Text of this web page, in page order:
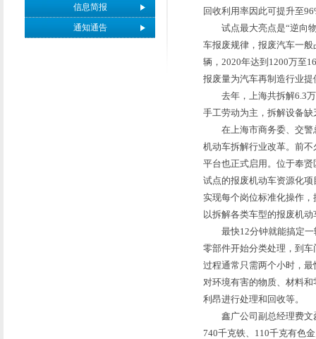
信息简报
通知通告
回收利用率因此可提升至
试点最大亮点是“逆向物
车报废规律，报废汽车一
辆，2020年达到1200万至
报废量为汽车再制造行业
去年，上海共拆解6.3万
手工劳动为主，拆解设备
在上海市商务委、交警
机动车拆解行业改革。前
平台也正式启用。位于奉
试点的报废机动车资源化
实现每个岗位标准化操作
以拆解各类车型的报废机
最快12分钟就能搞定一
零部件开始分类处理，到
过程通常只需两个小时，
对环境有害的物质、材料
利昂进行处理和回收等。
鑫广公司副总经理费文
740千克铁、110千克有色